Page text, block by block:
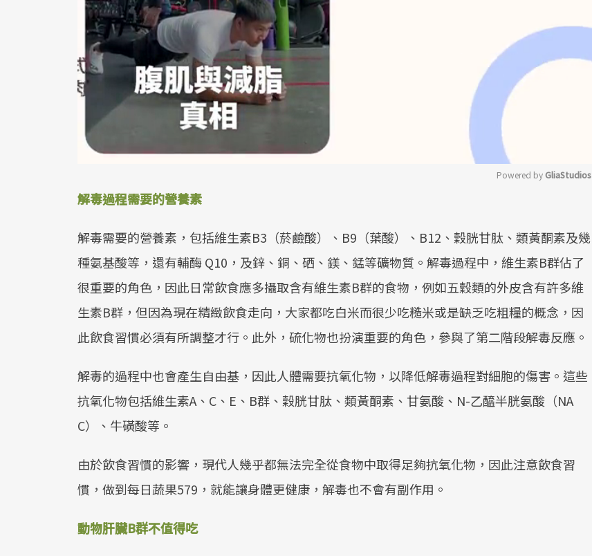
Powered by GliaStudios
解毒過程需要的營養素
解毒需要的營養素，包括維生素B3（菸鹼酸）、B9（葉酸）、B12、穀胱甘肽、類黃酮素及幾
種氨基酸等，還有輔酶 Q10，及鋅、銅、硒、鎂、錳等礦物質。解毒過程中，維生素B群佔了
很重要的角色，因此日常飲食應多攝取含有維生素B群的食物，例如五穀類的外皮含有許多維
生素B群，但因為現在精緻飲食走向，大家都吃白米而很少吃糙米或是缺乏吃粗糧的概念，因
此飲食習慣必須有所調整才行。此外，硫化物也扮演重要的角色，參與了第二階段解毒反應。
解毒的過程中也會產生自由基，因此人體需要抗氧化物，以降低解毒過程對細胞的傷害。這些
抗氧化物包括維生素A、C、E、B群、穀胱甘肽、類黃酮素、甘氨酸、N-乙醯半胱氨酸（NA
C）、牛磺酸等。
由於飲食習慣的影響，現代人幾乎都無法完全從食物中取得足夠抗氧化物，因此注意飲食習
慣，做到每日蔬果579，就能讓身體更健康，解毒也不會有副作用。
動物肝臟B群不值得吃